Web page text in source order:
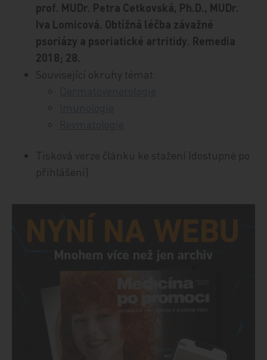
prof. MUDr. Petra Cetkovská, Ph.D., MUDr.
Iva Lomicová. Obtížná léčba závažné
psoriázy a psoriatické artritidy. Remedia
2018; 28.
Související okruhy témat:
Tisková verze článku ke stažení (dostupné po
přihlášení)